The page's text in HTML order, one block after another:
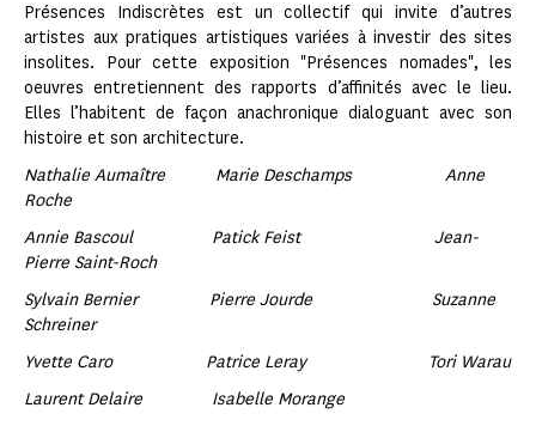
Présences Indiscrètes est un collectif qui invite d’autres
artistes aux pratiques artistiques variées à investir des sites
insolites. Pour cette exposition "Présences nomades", les
oeuvres entretiennent des rapports d’affinités avec le lieu.
Elles l’habitent de façon anachronique dialoguant avec son
histoire et son architecture.
Nathalie Aumaître Marie Deschamps Anne
Roche
Annie Bascoul Patick Feist Jean-
Pierre Saint-Roch
Sylvain Bernier Pierre Jourde Suzanne
Schreiner
Yvette Caro Patrice Leray Tori Warau
Laurent Delaire Isabelle Morange